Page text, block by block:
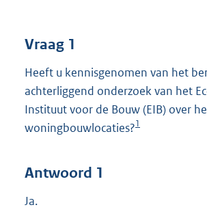
Vraag 1
Heeft u kennisgenomen van het
achterliggend onderzoek van het
Instituut voor de Bouw (EIB) over
woningbouwlocaties?1
Antwoord 1
Ja.